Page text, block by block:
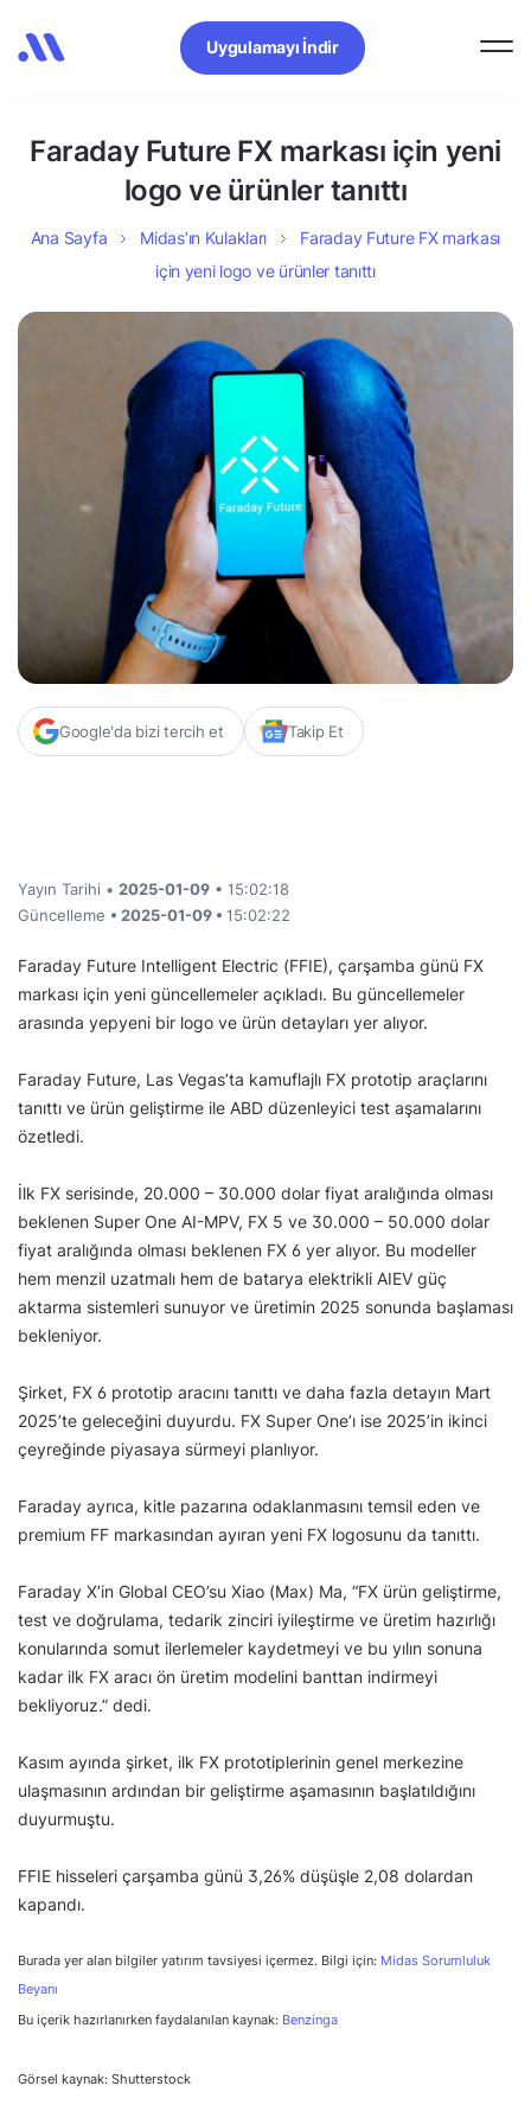
Uygulamayı İndir
Faraday Future FX markası için yeni
logo ve ürünler tanıttı
Ana Sayfa Midas’ın Kulakları
Faraday Future FX markası
için yeni logo ve ürünler tanıttı
Google'da bizi tercih et Takip Et
Yayın Tarihi • 2025-01-09 • 15:02:18
Güncelleme • 2025-01-09 • 15:02:22
Faraday Future Intelligent Electric (FFIE), çarşamba günü FX
markası için yeni güncellemeler açıkladı. Bu güncellemeler
arasında yepyeni bir logo ve ürün detayları yer alıyor.
Faraday Future, Las Vegas’ta kamuflajlı FX prototip araçlarını
tanıttı ve ürün geliştirme ile ABD düzenleyici test aşamalarını
özetledi.
İlk FX serisinde, 20.000 – 30.000 dolar fiyat aralığında olması
beklenen Super One AI-MPV, FX 5 ve 30.000 – 50.000 dolar
fiyat aralığında olması beklenen FX 6 yer alıyor. Bu modeller
hem menzil uzatmalı hem de batarya elektrikli AIEV güç
aktarma sistemleri sunuyor ve üretimin 2025 sonunda başlaması
bekleniyor.
Şirket, FX 6 prototip aracını tanıttı ve daha fazla detayın Mart
2025’te geleceğini duyurdu. FX Super One’ı ise 2025’in ikinci
çeyreğinde piyasaya sürmeyi planlıyor.
Faraday ayrıca, kitle pazarına odaklanmasını temsil eden ve
premium FF markasından ayıran yeni FX logosunu da tanıttı.
Faraday X’in Global CEO’su Xiao (Max) Ma, “FX ürün geliştirme,
test ve doğrulama, tedarik zinciri iyileştirme ve üretim hazırlığı
konularında somut ilerlemeler kaydetmeyi ve bu yılın sonuna
kadar ilk FX aracı ön üretim modelini banttan indirmeyi
bekliyoruz.” dedi.
Kasım ayında şirket, ilk FX prototiplerinin genel merkezine
ulaşmasının ardından bir geliştirme aşamasının başlatıldığını
duyurmuştu.
FFIE hisseleri çarşamba günü 3,26% düşüşle 2,08 dolardan
kapandı.
Burada yer alan bilgiler yatırım tavsiyesi içermez. Bilgi için: Midas Sorumluluk
Beyanı
Bu içerik hazırlanırken faydalanılan kaynak: Benzinga
Görsel kaynak: Shutterstock